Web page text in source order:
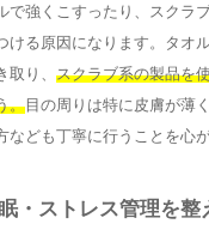
で強くこすったり、スクラ
ける原因になります。タオ
り、 スクラブ系の製品を
。目の周りは特に皮膚が薄
なども丁寧に行うことを心
・ストレス管理を整